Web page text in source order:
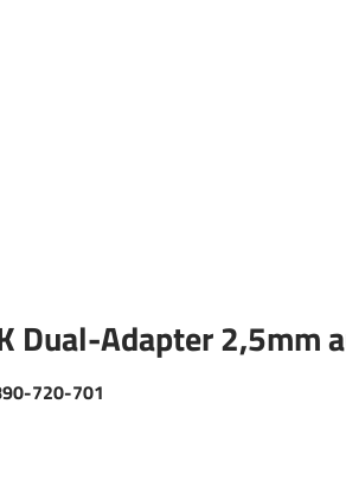
Dual-Adapter 2,5mm
720-701